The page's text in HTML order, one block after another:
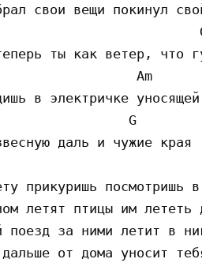
свои вещи покинул
ты как ветер, что
Am
в электричке
G
даль и чужие края
прикуришь посмотришь
летят птицы им лететь
поезд за ними летит в
от дома уносит